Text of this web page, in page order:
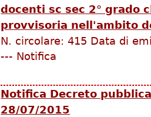
docenti sc sec 2° grado
provvisoria nell'ambito
N. circolare:415 Data di
--- Notifica
Notifica Decreto
28/07/2015